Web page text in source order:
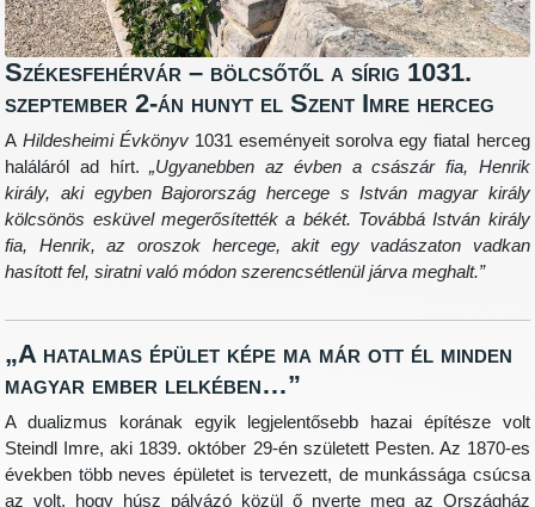
Székesfehérvár – bölcsőtől a sírig 1031.
szeptember 2-án hunyt el Szent Imre herceg
A Hildesheimi Évkönyv1031 eseményeit sorolva egy fiatal herceg
haláláról ad hírt.„Ugyanebben az évben a császár fia, Henrik
király, aki egyben Bajorország hercege s István magyar király
kölcsönös esküvel megerősítették a békét. Továbbá István király
fia, Henrik, az oroszok hercege, akit egy vadászaton vadkan
hasított fel, siratni való módon szerencsétlenül járva meghalt.”
„A hatalmas épület képe ma már ott él minden
magyar ember lelkében…”
A dualizmus korának egyik legjelentősebb hazai építésze volt
Steindl Imre, aki 1839. október 29-én született Pesten. Az 1870-es
években több neves épületet is tervezett, de munkássága csúcsa
az volt, hogy húsz pályázó közül ő nyerte meg az Országház